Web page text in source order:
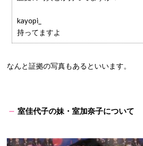
kayopi_
持ってますよ
なんと証拠の写真もあるといいます。
室佳代子の妹・室加奈子について